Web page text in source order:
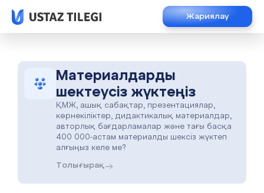
Жариялау
Материалдарды
шектеусіз жүктеңіз
ҚМЖ, ашық сабақтар, презентациялар,
көрнекіліктер, дидактикалық материалдар,
авторлық бағдарламалар және тағы басқа
400 000-астам материалды шексіз жүктеп
алғыңыз келе ме?
Толығырақ